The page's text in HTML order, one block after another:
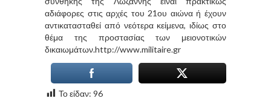
αδιάφορες στις αρχές του 21ου αιώνα ή έχουν
αντικατασταθεί από νεότερα κείμενα, ιδίως στο
θέμα της προστασίας των μειονοτικών
δικαιωμάτων.http://www.militaire.gr
Το είδαν: 96